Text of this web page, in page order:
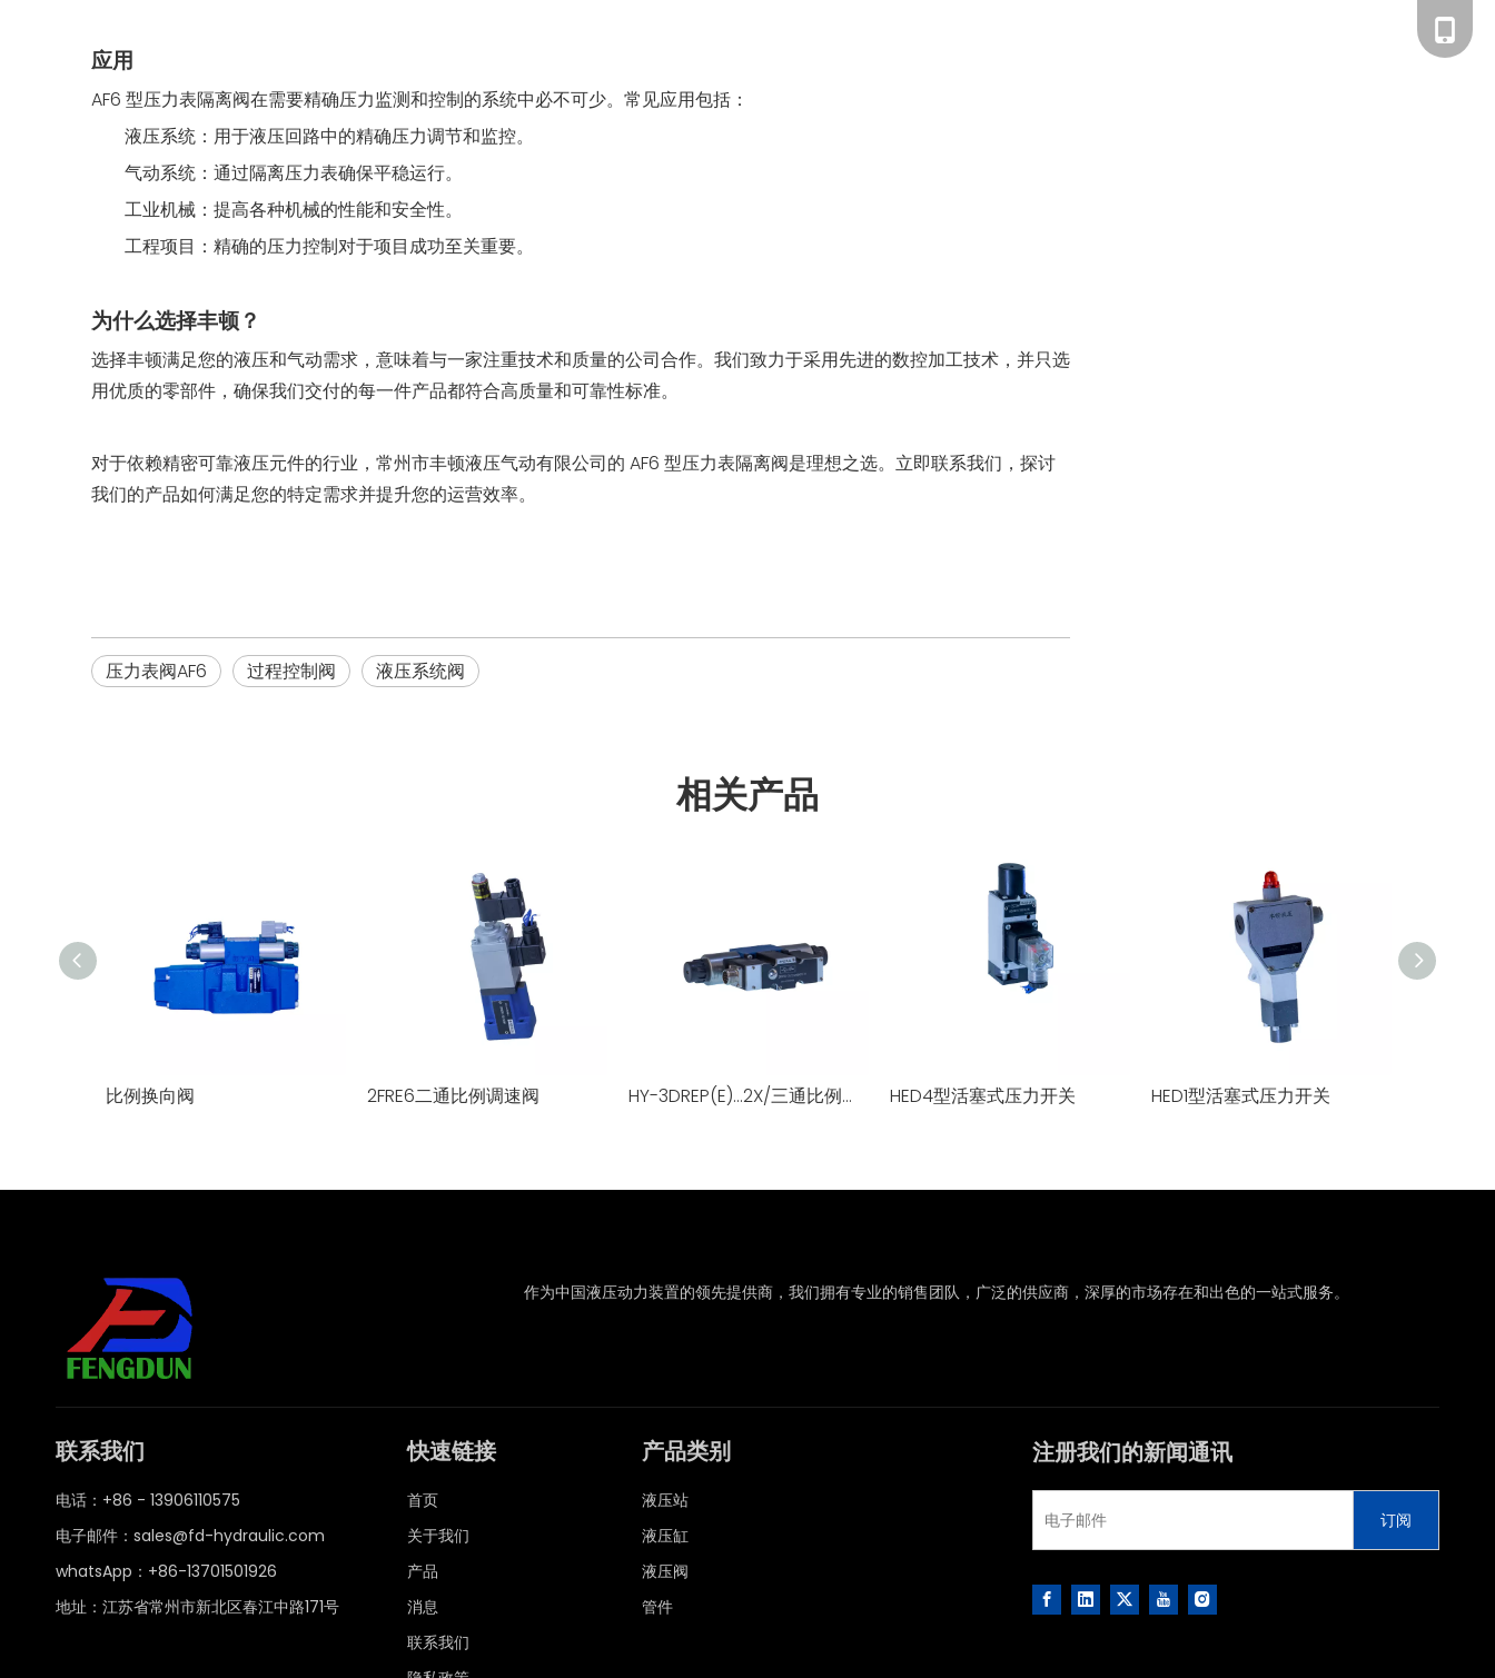
应用
AF6 型压力表隔离阀在需要精确压力监测和控制的系统中必不可少。常见应用包括：
液压系统：用于液压回路中的精确压力调节和监控。
气动系统：通过隔离压力表确保平稳运行。
工业机械：提高各种机械的性能和安全性。
工程项目：精确的压力控制对于项目成功至关重要。
为什么选择丰顿？
选择丰顿满足您的液压和气动需求，意味着与一家注重技术和质量的公司合作。我们致力于采用先进的数控加工技术，并只选
用优质的零部件，确保我们交付的每一件产品都符合高质量和可靠性标准。
对于依赖精密可靠液压元件的行业，常州市丰顿液压气动有限公司的 AF6 型压力表隔离阀是理想之选。立即联系我们，探讨
我们的产品如何满足您的特定需求并提升您的运营效率。
压力表阀AF6 过程控制阀 液压系统阀
相关产品
比例换向阀 2FRE6二通比例调速阀 HY-3DREP(E)...2X/三通比例减压阀 HED4型活塞式压力开关 HED1型活塞式压力开关
作为中国液压动力装置的领先提供商，我们拥有专业的销售团队，广泛的供应商，深厚的市场存在和出色的一站式服务。
联系我们
电话：+86 - 13906110575
电子邮件： sales@fd-hydraulic.com
whatsApp： +86-13701501926
地址：江苏省常州市新北区春江中路171号
+86-
快速链接
首页
关于我们
产品
消息
联系我们
产品类别
液压站
液压缸
液压阀
管件
注册我们的新闻通讯
订阅